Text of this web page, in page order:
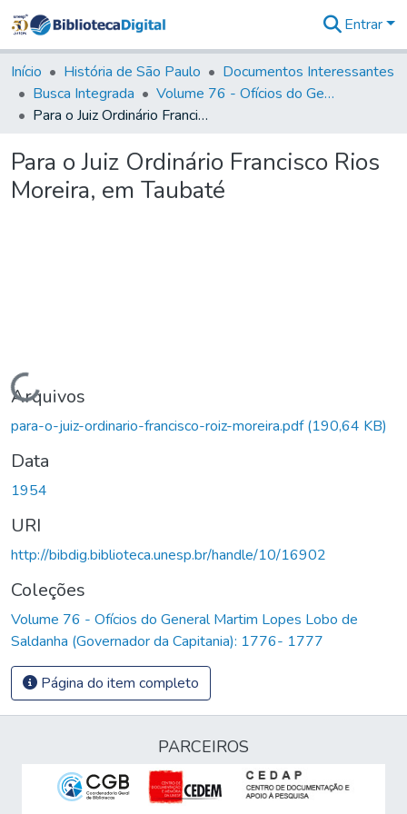
&
Coleções
Tudo na
Biblioteca
Estatísticas
Entrar
Início História de São Paulo
Documentos Interessantes
Busca Integrada
Volume 76 - Ofícios do General Martim Lopes Lobo de Saldanha (Governador da Capitania): 1776- 1777
Para o Juiz Ordinário Francisco Rios Moreira, em Taubaté
Para o Juiz Ordinário Francisco Rios
Moreira, em Taubaté
Carregando...
Arquivos
para-o-juiz-ordinario-francisco-roiz-moreira.pdf(190,64 KB)
Data
1954
URI
http://bibdig.biblioteca.unesp.br/handle/10/16902
Coleções
Volume 76 - Ofícios do General Martim Lopes Lobo de
Saldanha (Governador da Capitania): 1776- 1777
Página do item completo
PARCEIROS